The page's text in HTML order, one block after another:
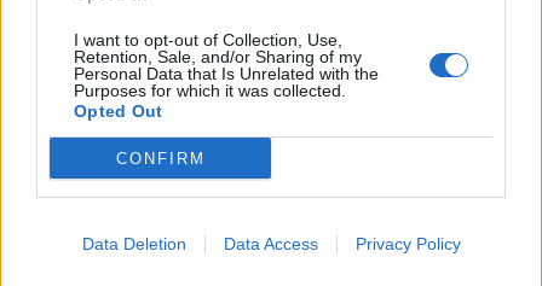
I want to opt-out of Collection, Use,
Retention, Sale, and/or Sharing of my
Personal Data that Is Unrelated with the
Purposes for which it was collected.
Opted Out
CONFIRM
Data Deletion Data Access Privacy Policy
sa vie privée ?
9 mai 2025
Laisser un commentaire
Votre adresse e-mail ne sera pas publiée.
Les champs